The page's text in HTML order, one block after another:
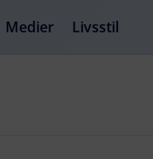
Medier Livsstil